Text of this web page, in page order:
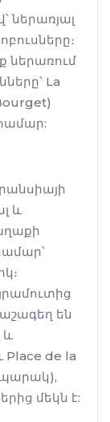
ներառյալ
ներառում
La
և
են
և
Place de la
մեկն է: